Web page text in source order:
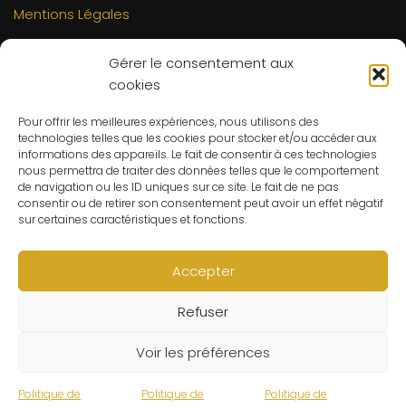
Gérer le consentement aux
cookies
Pour offrir les meilleures expériences, nous utilisons des
technologies telles que les cookies pour stocker et/ou accéder aux
informations des appareils. Le fait de consentir à ces technologies
nous permettra de traiter des données telles que le comportement
de navigation ou les ID uniques sur ce site. Le fait de ne pas
consentir ou de retirer son consentement peut avoir un effet négatif
sur certaines caractéristiques et fonctions.
Accepter
Refuser
Voir les préférences
Politique de Politique de Politique de
Mentions Légales
Contact
C.G.V
Suivre ma commande
CONTACT
Un problème ? Une question ? Le Refuge du Sorcier™ est
à votre disposition 7j/7 et 24h/24.
Notre règle d’or ? Un client 100% satisfait.
© Le Refuge du Sorcier™